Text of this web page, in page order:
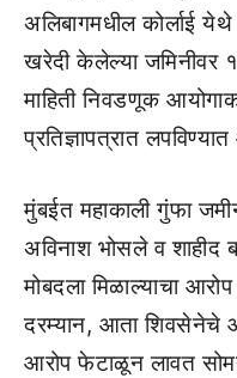
अलिबागमधील कोर्लाई
खरेदी केलेल्या जमिनीवर
माहिती निवडणूक
प्रतिज्ञापत्रात
मुंबईत महाकाली गुंफा
अविनाश भोसले व शाहीद
मोबदला मिळाल्याचा
दरम्यान, आता शिवसेनेचे
आरोप फेटाळून लावत